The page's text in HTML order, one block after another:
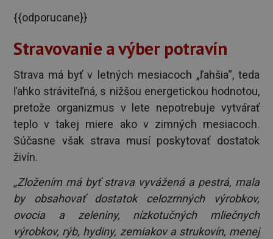
{{odporucane}}
Stravovanie a výber potravín
Strava má byť v letných mesiacoch „ľahšia“, teda
ľahko stráviteľná, s nižšou energetickou hodnotou,
pretože organizmus v lete nepotrebuje vytvárať
teplo v takej miere ako v zimných mesiacoch.
Súčasne však strava musí poskytovať dostatok
živín.
„Zložením má byť strava vyvážená a pestrá, mala
by obsahovať dostatok celozrnných výrobkov,
ovocia a zeleniny, nízkotučných mliečnych
výrobkov, rýb, hydiny, zemiakov a strukovín, menej